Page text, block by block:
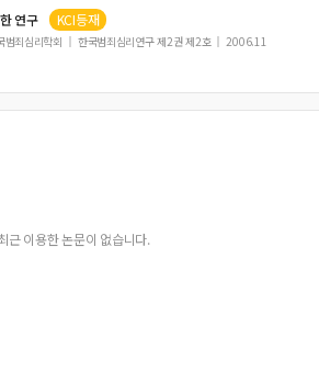
연구 KCI등재
범죄심리학회 한국범죄심리연구 제2권 제2호 2006.11
근 이용한 논문이 없습니다.